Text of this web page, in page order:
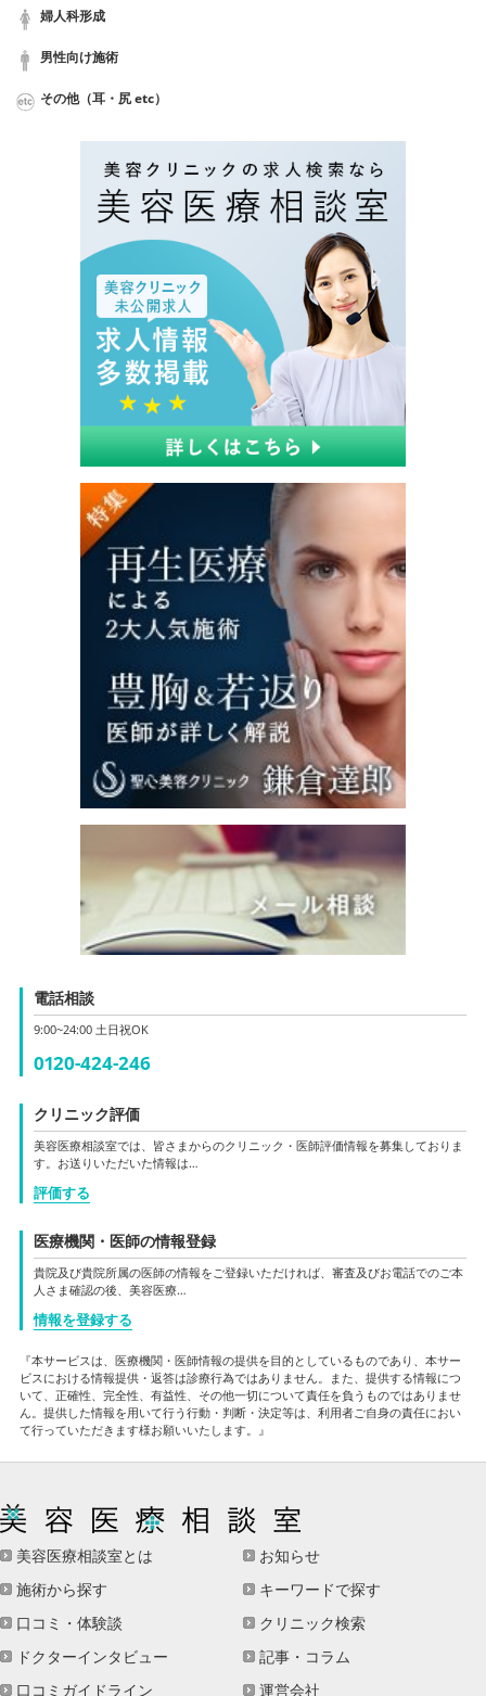
婦人科形成
男性向け施術
その他（耳・尻 etc）
電話相談
9:00~24:00 土日祝OK
0120-424-246
クリニック評価
美容医療相談室では、皆さまからのクリニック・医師評価情報を募集しておりま
す。お送りいただいた情報は…
評価する
医療機関・医師の情報登録
貴院及び貴院所属の医師の情報をご登録いただければ、審査及びお電話でのご本
人さま確認の後、美容医療…
情報を登録する
『本サービスは、医療機関・医師情報の提供を目的としているものであり、本サー
ビスにおける情報提供・返答は診療行為ではありません。また、提供する情報につ
いて、正確性、完全性、有益性、その他一切について責任を負うものではありませ
ん。提供した情報を用いて行う行動・判断・決定等は、利用者ご自身の責任におい
て行っていただきます様お願いいたします。』
美容医療相談室とは
お知らせ
施術から探す
キーワードで探す
口コミ・体験談
クリニック検索
ドクターインタビュー
記事・コラム
口コミガイドライン
運営会社